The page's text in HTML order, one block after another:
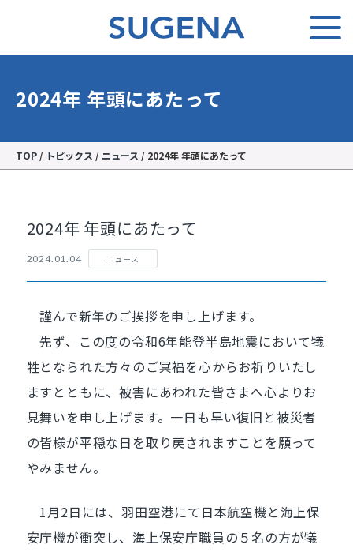
2024年 年頭にあたって
TOP / トピックス / ニュース / 2024年 年頭にあたって
2024年 年頭にあたって
2024.01.04 ニュース
謹んで新年のご挨拶を申し上げます。
先ず、この度の令和6年能登半島地震において犠
牲となられた方々のご冥福を心からお祈りいたし
ますとともに、被害にあわれた皆さまへ心よりお
見舞いを申し上げます。一日も早い復旧と被災者
の皆様が平穏な日を取り戻されますことを願って
やみません。
1月2日には、羽田空港にて日本航空機と海上保
安庁機が衝突し、海上保安庁職員の５名の方が犠